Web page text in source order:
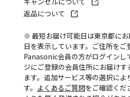
返品について
※ 最短お届け可能日は東京都に
日を表示しています。ご住所をご
Panasonic会員の方がログインし
ジにご登録の会員住所にお届けす
ます。追加サービス等の選択によ
す。 よくあるご質問をご確認くだ